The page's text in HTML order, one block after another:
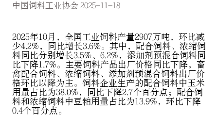
中国饲料工业协会 2025-11-18
2025年10月，全国工业饲料产量2907万吨，环比减
少4.2%，同比增长3.6%。其中，配合饲料、浓缩饲
料同比分别增长3.5%、6.2%，添加剂预混合饲料同
比下降1.7%。主要饲料产品出厂价格同比下降，畜
禽配合饲料、浓缩饲料、添加剂预混合饲料出厂价
格环比以降为主。饲料企业生产的配合饲料中玉米
用量占比为38.0%，同比下降2.7个百分点；配合饲
料和浓缩饲料中豆粕用量占比为13.9%，环比下降
0.4个百分点。